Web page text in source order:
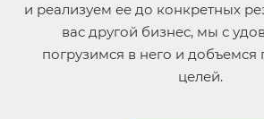
и реализуем ее до конкретных
вас другой бизнес, мы с
погрузимся в него и добъемся
целей.